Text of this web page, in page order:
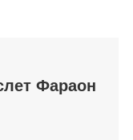
Фараон